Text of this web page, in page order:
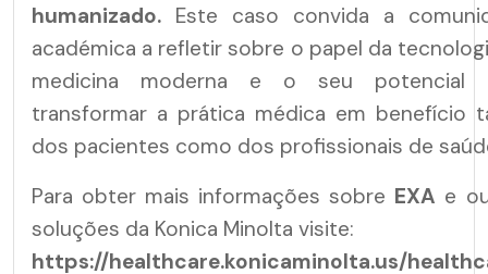
humanizado.Este caso convida a
académica a refletir sobre o papel da
medicina moderna e o seu potencial
transformar a prática médica em benefício
dos pacientes como dos profissionais de
Para obter mais informações sobre EXA e
soluções da Konica Minolta visite:
https://healthcare.konicaminolta.us/